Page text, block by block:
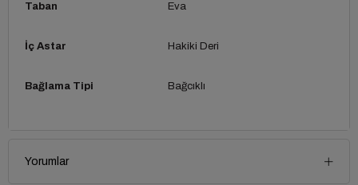
Taban Eva
İç Astar Hakiki Deri
Bağlama Tipi Bağcıklı
Yorumlar